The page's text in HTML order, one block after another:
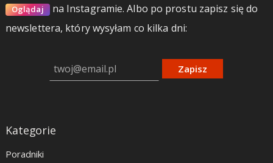
Oglądaj na Instagramie.Albo po prostu zapisz się do
newslettera, który wysyłam co kilka dni:
Zapisz
Kategorie
Poradniki